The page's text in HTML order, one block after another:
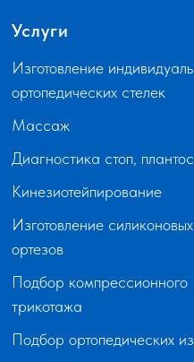
Услуги
Изготовление
ортопедических стелек
Массаж
Диагностика стоп,
Кинезиотейпирование
Изготовление силиконовых
ортезов
Подбор компрессионного
трикотажа
Подбор ортопедических